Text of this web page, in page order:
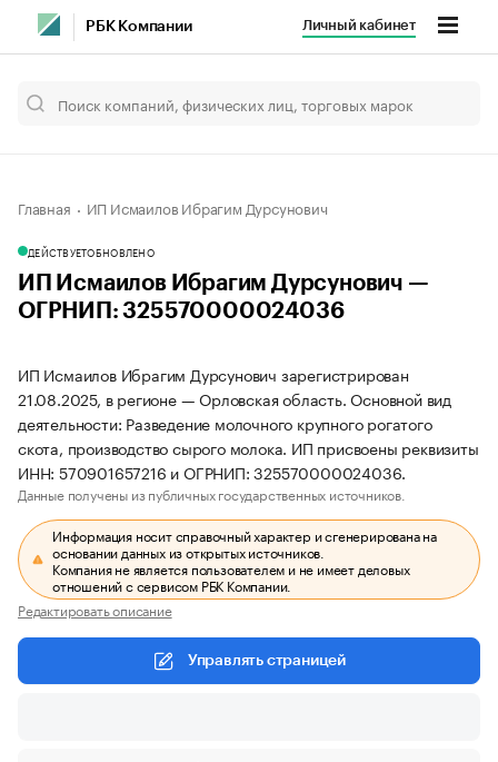
РБК Компании Личный кабинет
Главная ИП Исмаилов Ибрагим Дурсунович
ДЕЙСТВУЕТОБНОВЛЕНО
ИП Исмаилов Ибрагим Дурсунович —
ОГРНИП: 325570000024036
ИП Исмаилов Ибрагим Дурсунович зарегистрирован
21.08.2025, в регионе — Орловская область. Основной вид
деятельности: Разведение молочного крупного рогатого
скота, производство сырого молока. ИП присвоены реквизиты
ИНН: 570901657216 и ОГРНИП: 325570000024036.
Данные получены из публичных государственных источников.
Информация носит справочный характер и сгенерирована на
основании данных из открытых источников.
Компания не является пользователем и не имеет деловых
отношений с сервисом РБК Компании.
Редактировать описание
Управлять страницей